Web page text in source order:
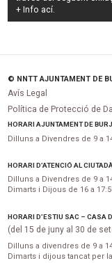
+ Info ací.
© NNTT AJUNTAMENT DE
Avís Legal
Política de Protecció de
HORARI AJUNTAMENT DE
Dilluns a Divendres de 9 a
HORARI D’ATENCIÓ AL
Dilluns a Divendres de 9 a
Dimarts i Dijous de 16 a
HORARI D’ESTIU SAC – CASA
(del 15 de juny al 30 de
Dilluns a divendres de 9 a
Dimarts i dijous tancat per